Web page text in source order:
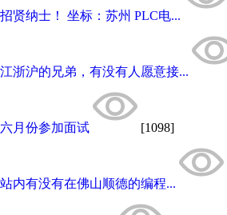
招贤纳士！ 坐标：苏州 PLC电...
江浙沪的兄弟，有没有人愿意接...
六月份参加面试 [1098]
站内有没有在佛山顺德的编程...